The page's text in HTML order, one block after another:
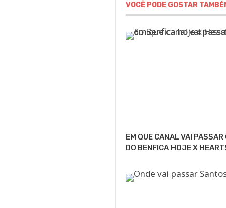
VOCÊ PODE GOSTAR
EM QUE CANAL VAI PASSAR
DO BENFICA HOJE X